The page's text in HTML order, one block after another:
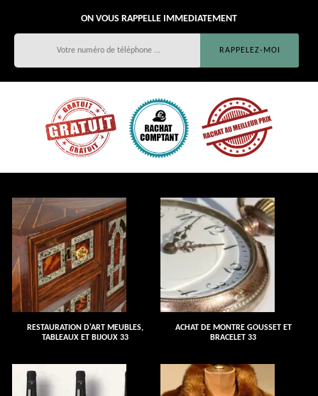
ON VOUS RAPPELLE IMMEDIATEMENT
RESTAURATION D'ART MEUBLES,
TABLEAUX ET BIJOUX 33
ACHAT DE MONTRE GOUSSET ET
BRACELET 33